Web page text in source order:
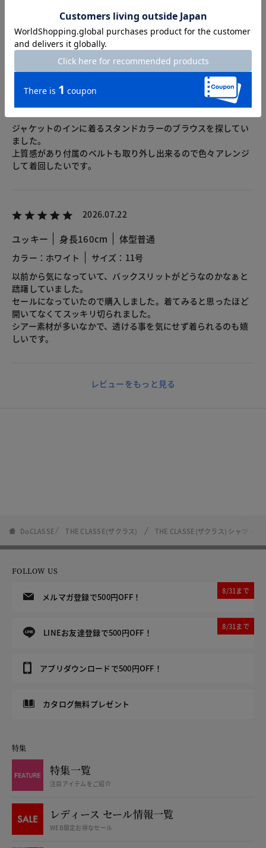
2026.07.31
sawo 身長159cm
カラー：ホワイト
サイズ：11号
ジャケットのインに着るスタンドカラーのブラウスを探してい
ました。
上質感があり付属のベルトも取り外し出来るので色々アレンジ
して着回したいです。
2026.07.22
ユッキー 身長160cm 体型普通
カラー：ホワイト
サイズ：11号
以前から気になっていて、バックスリットがどうなのかなぁと
躊躇していました。
セールになっていたので購入しました。着てみると思ったほど
開いてなくてスッキリ切られました。
シアー素材が多いなかで、透ける事を気にせず着られるのも嬉
しいです。
レビューをもっと見る
DoCLASSE THE CLASSE(ザクラス) THE CLASSE(ザクラス) シャツ・ブ
FOLLOW US
メルマガ登録で500円OFF！
8/31まで
LINEお友達登録で500円OFF！
8/31まで
アプリダウンロードで500円OFF！
カタログ無料プレゼント
特集
特集一覧
注目アイテムをご紹介
レディース セール情報一覧
WEB限定お得なセール